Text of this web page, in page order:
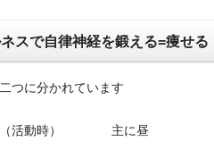
スで自律神経を鍛える=痩せる
つに分かれています
活動時） 主に昼